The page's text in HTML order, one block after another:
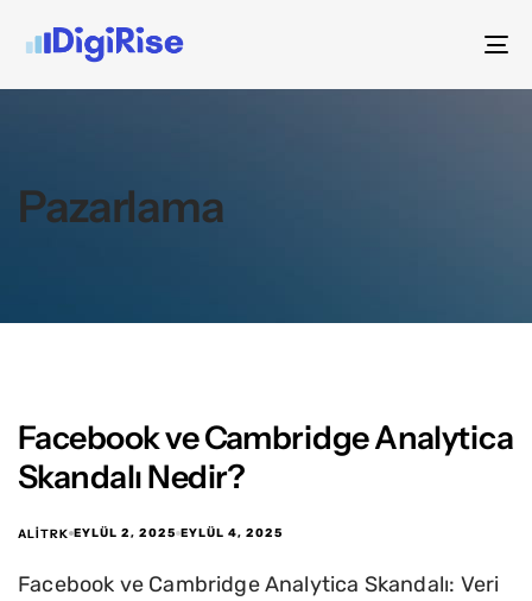
Pazarlama
Facebook ve Cambridge Analytica
Skandalı Nedir?
ALITRK EYLÜL 2, 2025 EYLÜL 4, 2025
Facebook ve Cambridge Analytica Skandalı: Veri